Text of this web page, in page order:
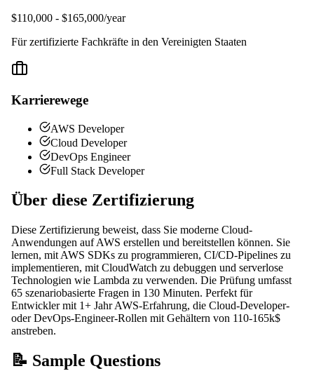
$110,000 - $165,000/year
Für zertifizierte Fachkräfte in den Vereinigten Staaten
Karrierewege
AWS Developer
Cloud Developer
DevOps Engineer
Full Stack Developer
Über diese Zertifizierung
Diese Zertifizierung beweist, dass Sie moderne Cloud-
Anwendungen auf AWS erstellen und bereitstellen können. Sie
lernen, mit AWS SDKs zu programmieren, CI/CD-Pipelines zu
implementieren, mit CloudWatch zu debuggen und serverlose
Technologien wie Lambda zu verwenden. Die Prüfung umfasst
65 szenariobasierte Fragen in 130 Minuten. Perfekt für
Entwickler mit 1+ Jahr AWS-Erfahrung, die Cloud-Developer-
oder DevOps-Engineer-Rollen mit Gehältern von 110-165k$
anstreben.
📝 Sample Questions